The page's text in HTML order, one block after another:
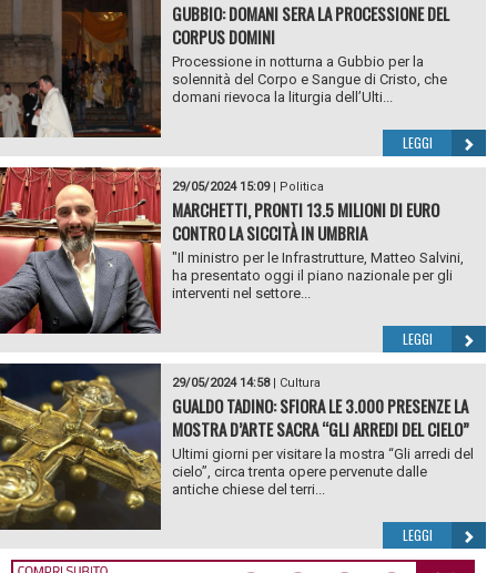
GUBBIO: DOMANI SERA LA PROCESSIONE DEL
CORPUS DOMINI
Processione in notturna a Gubbio per la
solennità del Corpo e Sangue di Cristo, che
domani rievoca la liturgia dell’Ulti...
LEGGI
29/05/2024 15:09| Politica
MARCHETTI, PRONTI 13.5 MILIONI DI EURO
CONTRO LA SICCITÀ IN UMBRIA
"Il ministro per le Infrastrutture, Matteo Salvini,
ha presentato oggi il piano nazionale per gli
interventi nel settore...
LEGGI
29/05/2024 14:58| Cultura
GUALDO TADINO: SFIORA LE 3.000 PRESENZE LA
MOSTRA D’ARTE SACRA “GLI ARREDI DEL CIELO”
Ultimi giorni per visitare la mostra “Gli arredi del
cielo”, circa trenta opere pervenute dalle
antiche chiese del terri...
LEGGI